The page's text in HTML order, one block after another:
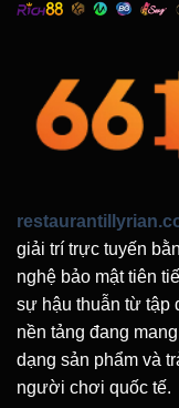
giải trí trực tuyến
nghệ bảo mật tiên
sự hậu thuẫn từ tập
nền tảng đang
dạng sản phẩm và
người chơi quốc tế.